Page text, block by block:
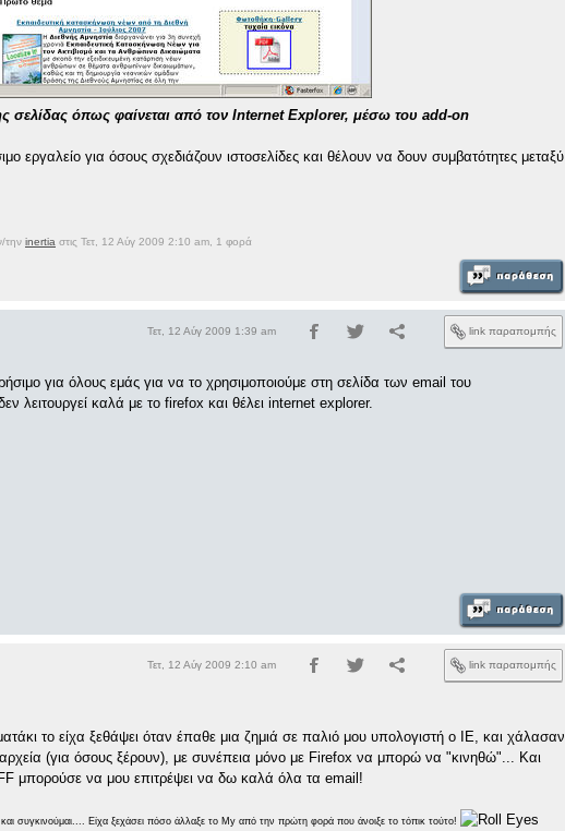
σελίδας όπως φαίνεται από τον Internet Explorer, μέσω του add-on
εργαλείο για όσους σχεδιάζουν ιστοσελίδες και θέλουν να δουν συμβατότητες μεταξύ
την inertia στις Τετ, 12 Αύγ 2009 2:10 am, 1 φορά
Τετ, 12 Αύγ 2009 1:39 am link παραπομπής
για όλους εμάς για να το χρησιμοποιούμε στη σελίδα των email του
λειτουργεί καλά με το firefox και θέλει internet explorer.
Τετ, 12 Αύγ 2009 2:10 am link παραπομπής
το είχα ξεθάψει όταν έπαθε μια ζημιά σε παλιό μου υπολογιστή ο IE, και χάλασαν
(για όσους ξέρουν), με συνέπεια μόνο με Firefox να μπορώ να "κινηθώ"... Και
μπορούσε να μου επιτρέψει να δω καλά όλα τα email!
συγκινούμαι.... Είχα ξεχάσει πόσο άλλαξε το My από την πρώτη φορά που άνοιξε το τόπικ τούτο!